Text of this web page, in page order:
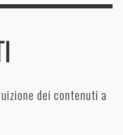
dei contenuti a